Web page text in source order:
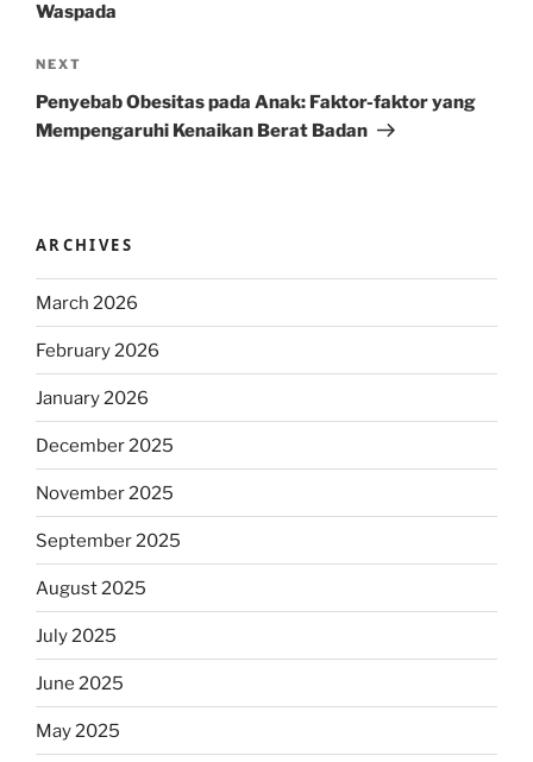
Waspada
Next
Post
NEXT
Penyebab Obesitas pada Anak: Faktor-faktor yang
Mempengaruhi Kenaikan Berat Badan
ARCHIVES
March 2026
February 2026
January 2026
December 2025
November 2025
September 2025
August 2025
July 2025
June 2025
May 2025